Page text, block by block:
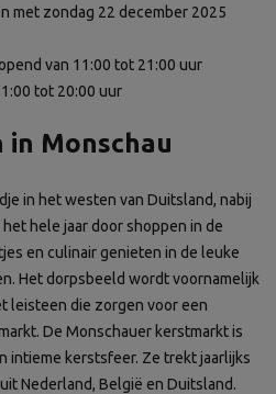
met zondag 22 december 2025
van 11:00 tot 21:00 uur
tot 20:00 uur
in Monschau
in het westen van Duitsland, nabij
hele jaar door shoppen in de
en culinair genieten in de leuke
Het dorpsbeeld wordt voornamelijk
leisteen die zorgen voor een
De Monschauer kerstmarkt is
intieme kerstsfeer. Ze trekt jaarlijks
Nederland, België en Duitsland.